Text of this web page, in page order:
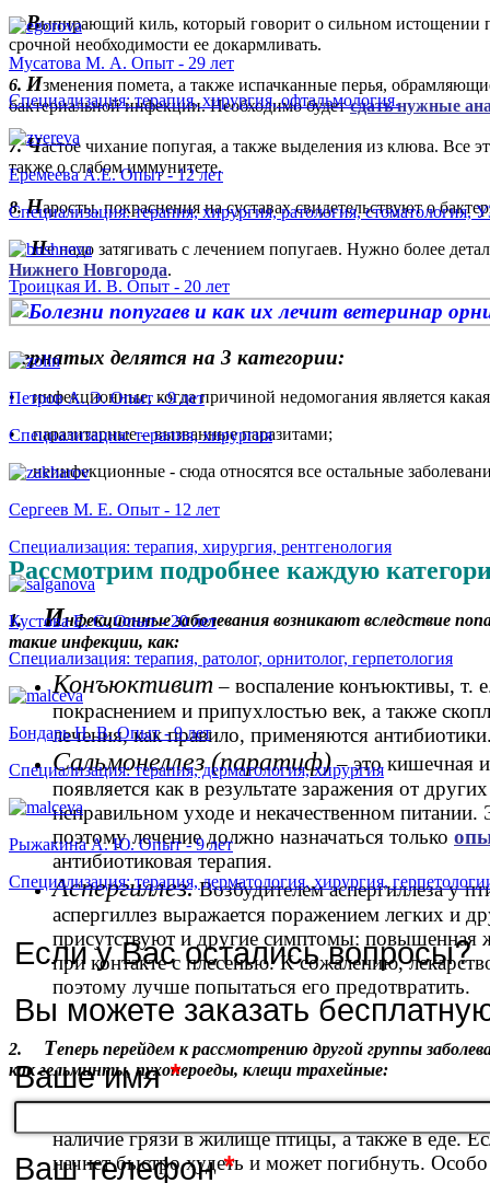
5. Выпирающий киль, который говорит о сильном истощении
срочной необходимости ее докармливать.
6. Изменения помета, а также испачканные перья,
бактериальной инфекции. Необходимо будетсдать нужные
7. Частое чихание попугая, а также выделения из клюва. Все
также о слабом иммунитете.
8. Наросты, покраснения на суставах свидетельствуют о
Не надо затягивать с лечением попугаев. Нужно более
Нижнего Новгорода.
пернатых делятся на 3 категории:
• инфекционные, когда причиной недомогания является
• паразитарные – вызванные паразитами;
• неинфекционные - сюда относятся все остальные
Рассмотрим подробнее каждую
1. Инфекционные заболевания возникают вследствие
такие инфекции, как:
Конъюктивит – воспаление конъюктивы, т.
покраснением и припухлостью век, а также
лечения, как правило, применяются
Сальмонеллез (паратиф)– это кишечная
появляется как в результате заражения от
неправильном уходе и некачественном
поэтому лечение должно назначаться только
антибиотиковая терапия.
Аспергиллез.Возбудителем аспергиллеза у
аспергиллез выражается поражением легких и
присутствуют и другие симптомы: повышенная
при контакте с плесенью. К сожалению,
поэтому лучше попытаться его предотвратить.
2. Теперь перейдем к рассмотрению другой группы
как гельминты, пухопероеды, клещи трахейные:
Гельминтоз
наличие грязи в жилище птицы, а также в еде.
начнет быстро худеть и может погибнуть.
Мусатова М. А. Опыт - 29 лет
Специализация: терапия, хирургия, офтальмология.
Еремеева А.Е. Опыт - 12 лет
Специализация: терапия, хирургия, ратология, стоматология,
Троицкая И. В. Опыт - 20 лет
Петров А. Э. Опыт - 9 лет
Специализация: терапия, хирургия
Сергеев М. Е. Опыт - 12 лет
Специализация: терапия, хирургия, рентгенология
Кустова Е. С. Опыт - 20 лет
Специализация: терапия, ратолог, орнитолог, герпетология
Бондарь Н. В. Опыт - 9 лет
Специализация: терапия, дерматология, хирургия
Рыжакина А. Ю. Опыт - 9 лет
Специализация: терапия, дерматология, хирургия,
Если у Вас остались вопросы?
Вы можете заказать
Ваше имя*
Ваш телефон*